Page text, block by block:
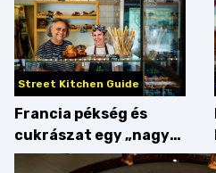
Street Kitchen Guide
Francia pékség és
cukrászat egy „nagy
csipetnyi” empátiával